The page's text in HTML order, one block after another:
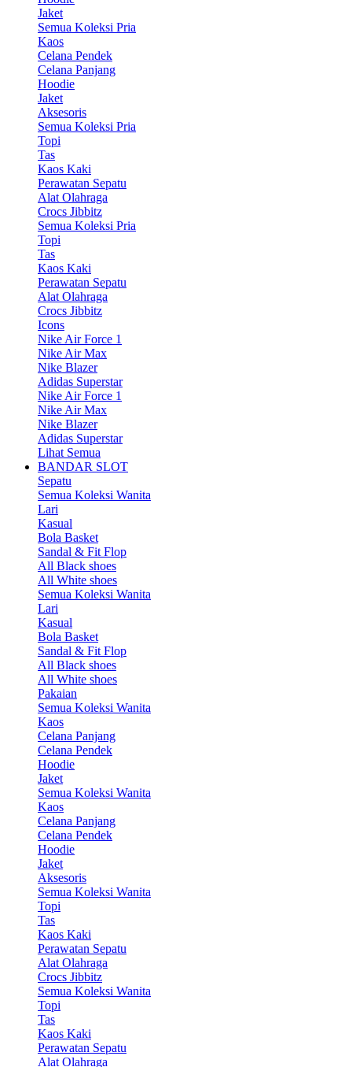
Jaket
Semua Koleksi Pria
Kaos
Celana Pendek
Celana Panjang
Hoodie
Jaket
Aksesoris
Semua Koleksi Pria
Topi
Tas
Kaos Kaki
Perawatan Sepatu
Alat Olahraga
Crocs Jibbitz
Semua Koleksi Pria
Topi
Tas
Kaos Kaki
Perawatan Sepatu
Alat Olahraga
Crocs Jibbitz
Icons
Nike Air Force 1
Nike Air Max
Nike Blazer
Adidas Superstar
Nike Air Force 1
Nike Air Max
Nike Blazer
Adidas Superstar
Lihat Semua
BANDAR SLOT
Sepatu
Semua Koleksi Wanita
Lari
Kasual
Bola Basket
Sandal & Fit Flop
All Black shoes
All White shoes
Semua Koleksi Wanita
Lari
Kasual
Bola Basket
Sandal & Fit Flop
All Black shoes
All White shoes
Pakaian
Semua Koleksi Wanita
Kaos
Celana Panjang
Celana Pendek
Hoodie
Jaket
Semua Koleksi Wanita
Kaos
Celana Panjang
Celana Pendek
Hoodie
Jaket
Aksesoris
Semua Koleksi Wanita
Topi
Tas
Kaos Kaki
Perawatan Sepatu
Alat Olahraga
Crocs Jibbitz
Semua Koleksi Wanita
Topi
Tas
Kaos Kaki
Perawatan Sepatu
Alat Olahraga